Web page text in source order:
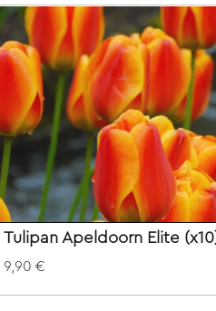
Tulipan Apeldoorn Elite
9,90 €